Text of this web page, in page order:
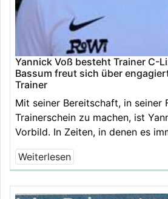
Yannick Voß besteht Trainer C-
Bassum freut sich über
Trainer
Mit seiner Bereitschaft, in seiner
Trainerschein zu machen, ist
Vorbild. In Zeiten, in denen es
Weiterlesen